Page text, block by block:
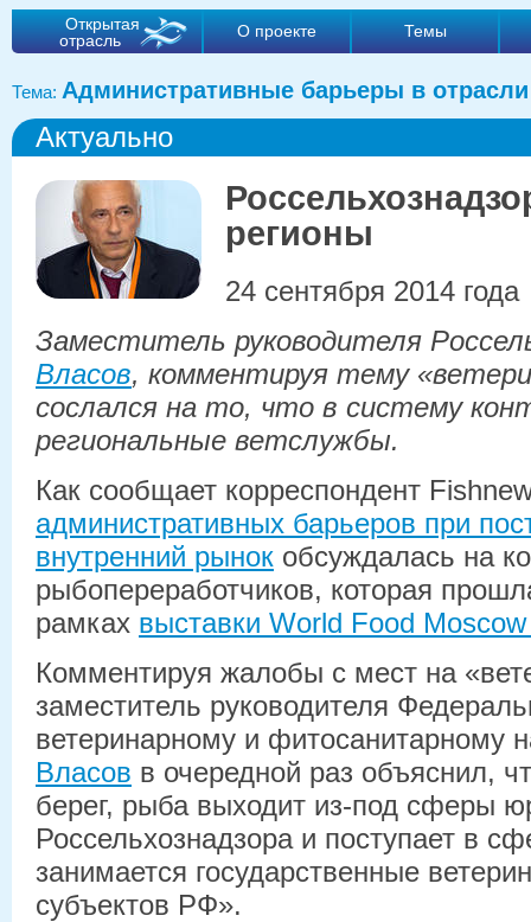
Открытая
отрасль
О проекте Темы
Тема: Административные барьеры в отрасли
Актуально
регионы
24 сентября 2014 года
Заместитель руководителя
Власов, комментируя тему
сослался на то, что в систему
региональные ветслужбы.
Как сообщает корреспондент
административных барьеров при
внутренний рынок обсуждалась на
рыбопереработчиков, которая
рамках выставки World Food
Комментируя жалобы с мест на
заместитель руководителя
ветеринарному и фитосанитарному
Власов в очередной раз объяснил,
берег, рыба выходит из-под сферы
Россельхознадзора и поступает в
занимается государственные
субъектов РФ».